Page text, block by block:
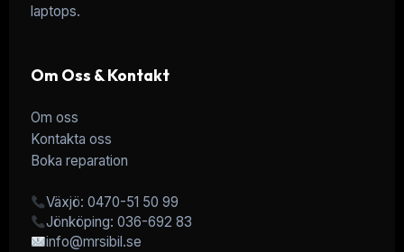
laptops.
Om Oss & Kontakt
Om oss
Kontakta oss
Boka reparation
Växjö: 0470-51 50 99
Jönköping: 036-692 83
info@mrsibil.se